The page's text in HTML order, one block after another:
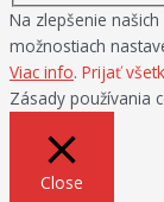
Na zlepšenie
možnostiach
Viac info. Prijať
Zásady používania
Close